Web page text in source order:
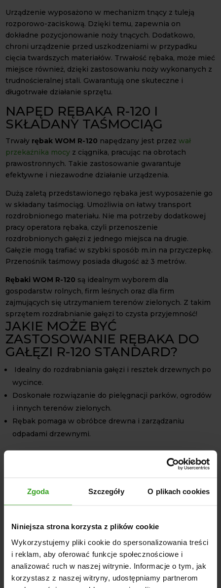
Zgoda Szczegóły O plikach cookies
Niniejsza strona korzysta z plików cookie
Wykorzystujemy pliki cookie do spersonalizowania treści
i reklam, aby oferować funkcje społecznościowe i
analizować ruch w naszej witrynie. Informacje o tym, jak
korzystasz z naszej witryny, udostępniamy partnerom
Urządzenie wyposażono w mechanizm tnący z tuleją
rozporowo-zaciskową. Dzięki temu, zapewnia on
dokładne pozycjonowanie noży tnących. Dodatkowo,
chroni urządzenie przed uszkodzeniami w przypadku
cięcia twardszych materiałów. Trwałość rębaka, może mieć
miejsce również, dzięki zastosowaniu noży wykonanych z
trudnościeralnej stali. Gwarantują one skuteczne i
długotrwałe działanie sprzętu.
NAPĘD RĘBAKA R-120 I
SKŁADANY TAŚMOCIĄG
Trwały rębak WOM R-120 napędzany jest przezwał
przekaźnika mocy z ciągnika, pracując na obrotach
prawostronnych. Takie zastosowanie gwarantuje
efektywne i niezawodne działanie urządzenia.
Dużą zaletą przedstawionego rębaka jest wyposażenie go
w składany taśmociąg. Umożliwia on łatwy transport
rozdrobnionego materiału. Nie ma potrzeby dodatkowej
pracy operatora rębaka, czyli przenoszenie
rozdrobnionych gałęzi z jednego miejsca na drugie.
Gałęzie mogą trafiać w szybki sposób m.in na przyczepkę.
Przenośnik taśmowy posiada długość aż 3 metrów.
Rębaki WOM R-120 są idealnym wyborem dla
gospodarstw rolnych, firm leśnych oraz dla firm
zajmujących się utrzymaniem terenów zielonych. Z takim
sprzętem rozdrabnianie gałęzi to czysta przyjemność!
JAKIE MOŻE BYĆ
ZASTOSOWANIE RĘBAKA DO
GAŁĘZI R-120 STANDARD?
Idealny do rozdrabniania gałęzi i resztek drzewnych po
wycince.
Doskonałe rozwiązanie do pielęgnacji parków, ogrodów
i innych terenów zielonych.
Rębak pomaga w obróbce drewna i zarządzaniu
odpadami drzewnymi.
SPECYFIKACJA TECHNICZNA
Max. średnica cięcia gałęzi:
Suche twarde drewno: 90 mm
Rozstaw międzywałowy: 115 mm
Wykonanie noży tnących: Trudnościeralna stal o
podwyższonej twardości